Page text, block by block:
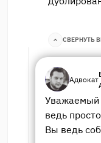
СВЕРНУТЬ
Адвокат
Уважаемый
ведь
Вы ведь